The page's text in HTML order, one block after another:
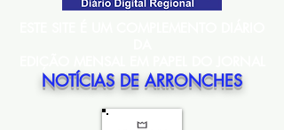
NOTÍCIAS DE ARRONCHES